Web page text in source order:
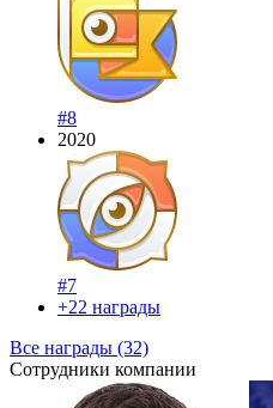
#8
2020
#7
+22 награды
Все награды (32)
Сотрудники компании